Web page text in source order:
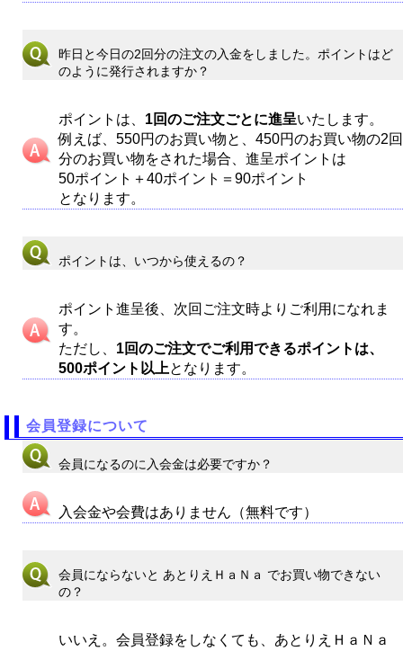
昨日と今日の2回分の注文の入金をしました。ポイントはど
のように発行されますか？
ポイントは、 1回のご注文ごとに進呈いたします。
例えば、550円のお買い物と、450円のお買い物の2回
分のお買い物をされた場合、進呈ポイントは
50ポイント＋40ポイント＝90ポイント
となります。
ポイントは、いつから使えるの？
ポイント進呈後、次回ご注文時よりご利用になれま
す。
ただし、 1回のご注文でご利用できるポイントは、
500ポイント以上となります。
会員登録について
会員になるのに入会金は必要ですか？
入会金や会費はありません（無料です）
会員にならないと あとりえＨａＮａ でお買い物できない
の？
いいえ。会員登録をしなくても、あとりえＨａＮａ